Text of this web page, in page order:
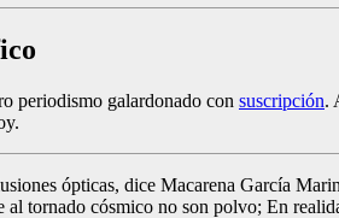
periodismo galardonado con suscripción.
ópticas, dice Macarena García
tornado cósmico no son polvo; En